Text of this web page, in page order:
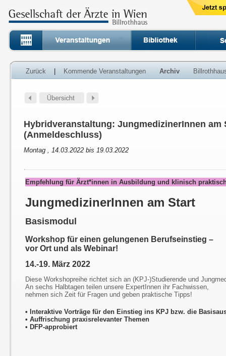
Zurück Kommende Veranstaltungen Archiv
Hybridveranstaltung: JungmedizinerInnen am
(Anmeldeschluss)
Montag , 14.03.2022 bis 19.03.2022
Empfehlung für Ärzt*innen in Ausbildung und klinisch
JungmedizinerInnen am Start
Basismodul
Workshop für einen gelungenen Berufseinstieg –
vor Ort und als Webinar!
14.-19. März 2022
Diese Workshopreihe richtet sich an (KPJ-)Studierende und
An sechs Halbtagen teilen unsere ExpertInnen ihr Fachwissen,
nehmen sich Zeit für Fragen und geben praktische Tipps!
• Interaktive Vorträge für den Einstieg ins KPJ bzw. die
• Auffrischung praxisrelevanter Themen
• DFP-approbiert